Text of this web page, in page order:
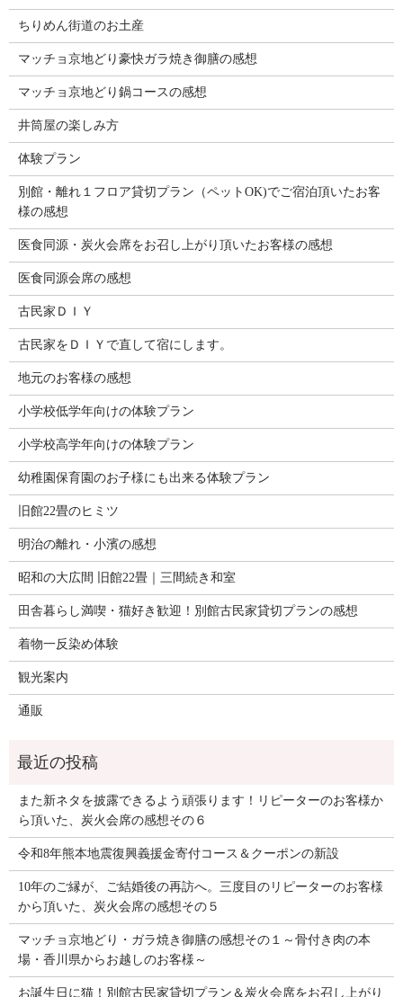
ちりめん街道のお土産
マッチョ京地どり豪快ガラ焼き御膳の感想
マッチョ京地どり鍋コースの感想
井筒屋の楽しみ方
体験プラン
別館・離れ１フロア貸切プラン（ペットOK)でご宿泊頂いたお客
様の感想
医食同源・炭火会席をお召し上がり頂いたお客様の感想
医食同源会席の感想
古民家ＤＩＹ
古民家をＤＩＹで直して宿にします。
地元のお客様の感想
小学校低学年向けの体験プラン
小学校高学年向けの体験プラン
幼稚園保育園のお子様にも出来る体験プラン
旧館22畳のヒミツ
明治の離れ・小濱の感想
昭和の大広間 旧館22畳｜三間続き和室
田舎暮らし満喫・猫好き歓迎！別館古民家貸切プランの感想
着物一反染め体験
観光案内
通販
また新ネタを披露できるよう頑張ります！リピーターのお客様か
ら頂いた、炭火会席の感想その６
令和8年熊本地震復興義援金寄付コース＆クーポンの新設
10年のご縁が、ご結婚後の再訪へ。三度目のリピーターのお客様
から頂いた、炭火会席の感想その５
マッチョ京地どり・ガラ焼き御膳の感想その１～骨付き肉の本
場・香川県からお越しのお客様～
お誕生日に猫！別館古民家貸切プラン＆炭火会席をお召し上がり